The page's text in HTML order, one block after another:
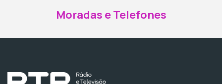
Moradas e Telefones